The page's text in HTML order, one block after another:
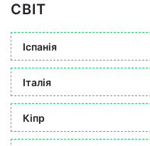
СВІТ
Іспанія
Італія
Кіпр